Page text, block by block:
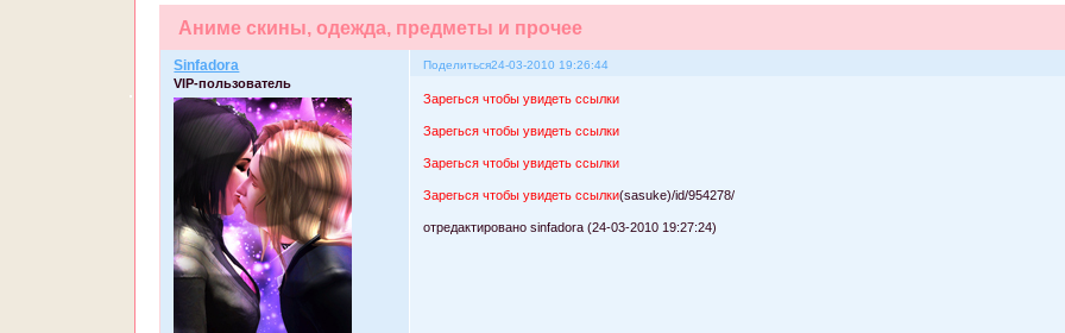
Аниме скины, одежда, предметы и прочее
Поделиться24-03-2010 19:26:44
Sinfadora
VIP-пользователь
Зарегься чтобы увидеть ссылки
Зарегься чтобы увидеть ссылки
Зарегься чтобы увидеть ссылки
Зарегься чтобы увидеть ссылки(sasuke)/id/954278/
отредактировано sinfadora (24-03-2010 19:27:24)